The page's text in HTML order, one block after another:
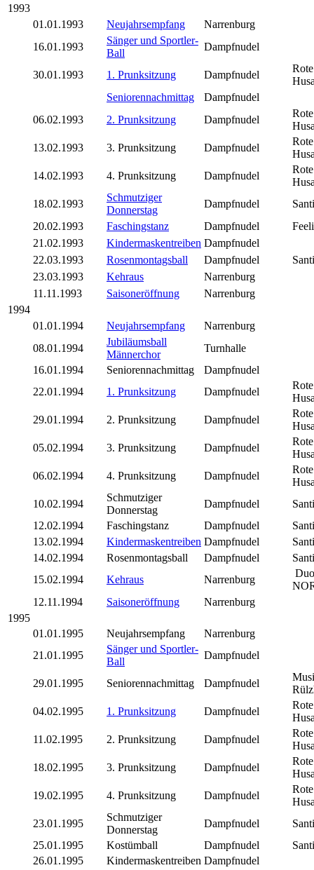
1993
01.01.1993
Neujahrsempfang
Narrenburg
16.01.1993
Sänger und Sportler-
Ball
Dampfnudel
30.01.1993 1. Prunksitzung Dampfnudel
Rote
Seniorennachmittag
Dampfnudel
06.02.1993
2. Prunksitzung Dampfnudel
Rote
13.02.1993
3. Prunksitzung Dampfnudel
Rote
14.02.1993
4. Prunksitzung Dampfnudel
Rote
18.02.1993
Schmutziger
Donnerstag
Dampfnudel
20.02.1993
Faschingstanz Dampfnudel
21.02.1993
Kindermaskentreiben Dampfnudel
22.03.1993
Rosenmontagsball Dampfnudel
23.03.1993
Kehraus
Narrenburg
11.11.1993
Saisoneröffnung
Narrenburg
1994
01.01.1994
Neujahrsempfang
Narrenburg
08.01.1994
Jubiläumsball
Männerchor
Turnhalle
16.01.1994
Seniorennachmittag
Dampfnudel
22.01.1994
1. Prunksitzung Dampfnudel
Rote
29.01.1994
2. Prunksitzung Dampfnudel
Rote
05.02.1994
3. Prunksitzung Dampfnudel
Rote
06.02.1994
4. Prunksitzung Dampfnudel
Rote
10.02.1994
Schmutziger
Donnerstag
Dampfnudel
12.02.1994
Faschingstanz Dampfnudel
13.02.1994
Kindermaskentreiben Dampfnudel
14.02.1994
Rosenmontagsball Dampfnudel
15.02.1994
Kehraus Narrenburg
Duo
12.11.1994
Saisoneröffnung
Narrenburg
1995
01.01.1995
Neujahrsempfang
Narrenburg
21.01.1995
Sänger und Sportler-
Ball
Dampfnudel
29.01.1995 Seniorennachmittag Dampfnudel
04.02.1995
1. Prunksitzung Dampfnudel
Rote
11.02.1995
2. Prunksitzung Dampfnudel
Rote
18.02.1995
3. Prunksitzung Dampfnudel
Rote
19.02.1995
4. Prunksitzung Dampfnudel
Rote
23.01.1995
Schmutziger
Donnerstag
Dampfnudel
25.01.1995
Kostümball Dampfnudel
26.01.1995
Kindermaskentreiben Dampfnudel